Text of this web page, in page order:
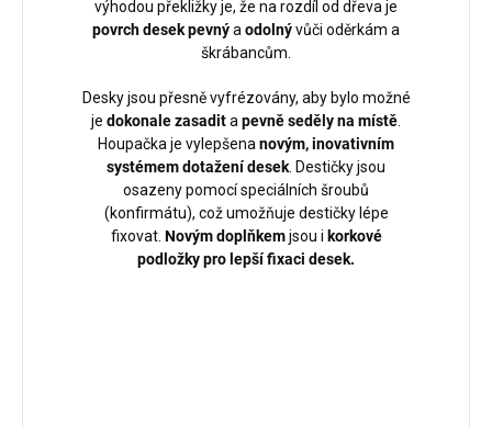
výhodou překližky je, že na rozdíl od dřeva je
povrch desek pevnýaodolnývůči oděrkám a
škrábancům.
Desky jsou přesně vyfrézovány, aby bylo možné
je dokonale zasaditapevně seděly na místě.
Houpačka je vylepšenanovým, inovativním
systémem dotažení desek. Destičky jsou
osazeny pomocí speciálních šroubů
(konfirmátu), což umožňuje destičky lépe
fixovat. Novým doplňkemjsou i korkové
podložky pro lepší fixaci desek.